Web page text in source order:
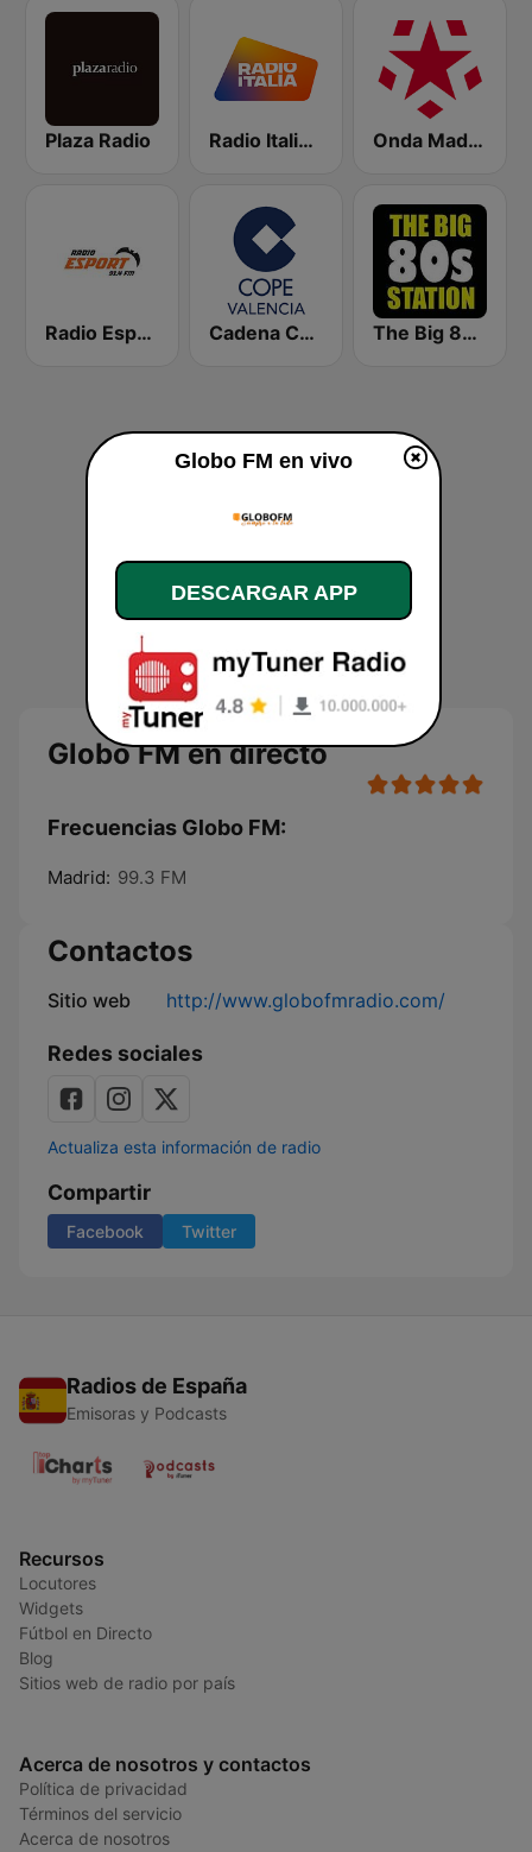
Plaza Radio Radio Italia solomusicaitaliana Onda Madrid
Radio Esport 91.4 FM Cadena COPE Valencia The Big 80s Station
Globo FM en directo
Frecuencias Globo FM:
Madrid: 99.3 FM
Contactos
Sitio web http://www.globofmradio.com/
Redes sociales
Actualiza esta información de radio
Compartir
Facebook Twitter
Radios de España
Emisoras y Podcasts
Recursos
Locutores
Widgets
Fútbol en Directo
Blog
Sitios web de radio por país
Acerca de nosotros y contactos
Política de privacidad
Términos del servicio
Acerca de nosotros
Globo FM en vivo
DESCARGAR APP